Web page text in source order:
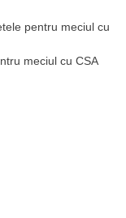
pentru meciul cu
meciul cu CSA